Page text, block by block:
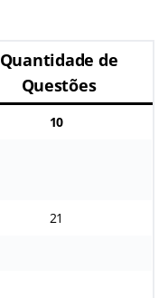
Quantidade de
Questões
10
21